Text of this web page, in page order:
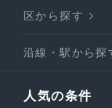
区から探す
沿線・駅から探
人気の条件